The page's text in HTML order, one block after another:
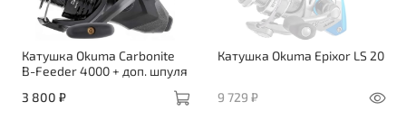
Катушка Okuma Carbonite
B-Feeder 4000 + доп. шпуля
3 800 ₽
Катушка Okuma Epixor LS 20
9 729 ₽